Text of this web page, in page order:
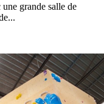
grande salle de